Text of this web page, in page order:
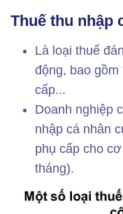
Thuế thu nhập
Là loại thuế
động, bao
cấp...
Doanh nghiệp
nhập cá nhân
phụ cấp cho
tháng).